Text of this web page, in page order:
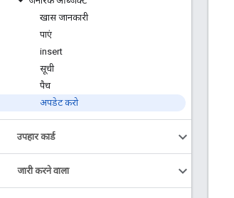
खास जानकारी
पाएं
insert
सूची
पैच
अपडेट करो
उपहार कार्ड
जारी करने वाला